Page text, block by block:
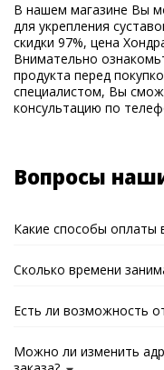
В нашем магазине Вы
для укрепления
скидки 97%, цена
Внимательно
продукта перед
специалистом, Вы
консультацию по
Вопросы
Какие способы оплаты
Сколько времени
Есть ли возможность
Можно ли изменить